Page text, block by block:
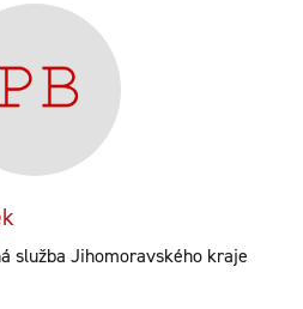
služba Jihomoravského kraje